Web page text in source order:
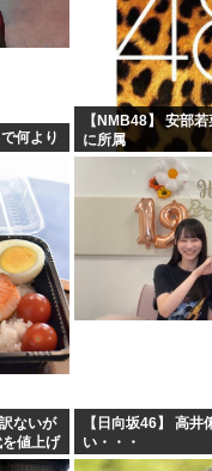
何より
【NMB48】 安部
に所属
ないが
値上げ
【日向坂46】 高
い・・・